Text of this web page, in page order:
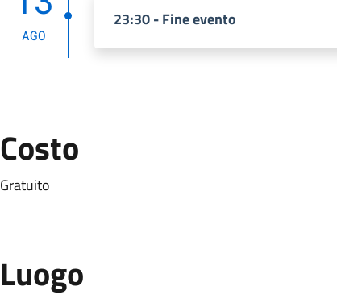
AGO
23:30 - Fine evento
Costo
Gratuito
Luogo